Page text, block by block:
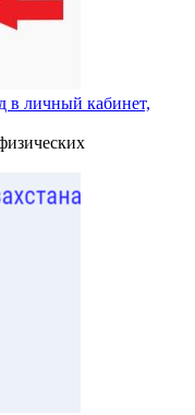
в личный кабинет,